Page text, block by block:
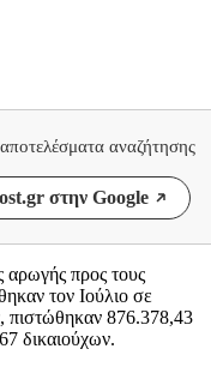
αναζήτησης
στην Google
προς τους
τον Ιούλιο σε
πιστώθηκαν 876.378,43
δικαιούχων.